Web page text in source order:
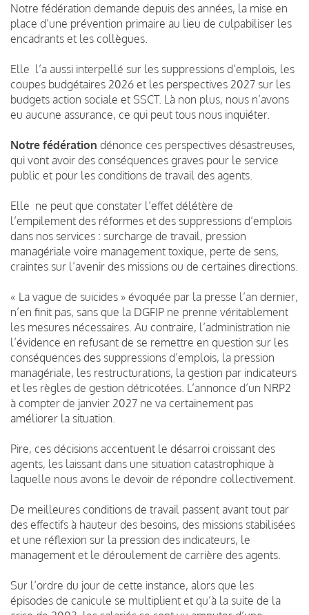
Notre fédération demande depuis des années, la mise en
place d’une prévention primaire au lieu de culpabiliser les
encadrants et les collègues.
Elle l’a aussi interpellé sur les suppressions d’emplois, les
coupes budgétaires 2026 et les perspectives 2027 sur les
budgets action sociale et SSCT. Là non plus, nous n’avons
eu aucune assurance, ce qui peut tous nous inquiéter.
Notre fédération dénonce ces perspectives désastreuses,
qui vont avoir des conséquences graves pour le service
public et pour les conditions de travail des agents.
Elle ne peut que constater l’effet délétère de
l’empilement des réformes et des suppressions d’emplois
dans nos services : surcharge de travail, pression
managériale voire management toxique, perte de sens,
craintes sur l’avenir des missions ou de certaines directions.
« La vague de suicides » évoquée par la presse l’an dernier,
n’en finit pas, sans que la DGFIP ne prenne véritablement
les mesures nécessaires. Au contraire, l’administration nie
l’évidence en refusant de se remettre en question sur les
conséquences des suppressions d’emplois, la pression
managériale, les restructurations, la gestion par indicateurs
et les règles de gestion détricotées. L’annonce d’un NRP2
à compter de janvier 2027 ne va certainement pas
améliorer la situation.
Pire, ces décisions accentuent le désarroi croissant des
agents, les laissant dans une situation catastrophique à
laquelle nous avons le devoir de répondre collectivement.
De meilleures conditions de travail passent avant tout par
des effectifs à hauteur des besoins, des missions stabilisées
et une réflexion sur la pression des indicateurs, le
management et le déroulement de carrière des agents.
Sur l’ordre du jour de cette instance, alors que les
épisodes de canicule se multiplient et qu’à la suite de la